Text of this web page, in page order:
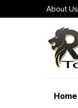
About Us
Home